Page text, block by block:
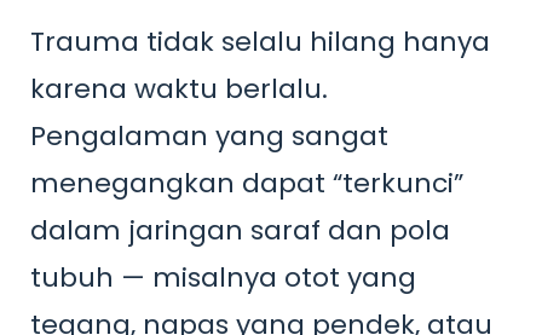
Trauma tidak selalu hilang hanya
karena waktu berlalu.
Pengalaman yang sangat
menegangkan dapat “terkunci”
dalam jaringan saraf dan pola
tubuh — misalnya otot yang
tegang, napas yang pendek, atau